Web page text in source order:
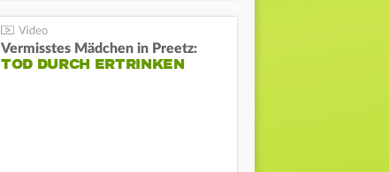
Vermisstes Mädchen in Preetz:
TOD DURCH ERTRINKEN